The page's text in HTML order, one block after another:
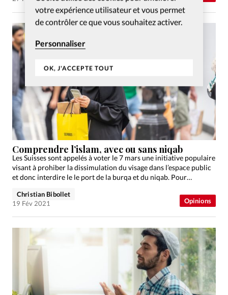
votre expérience utilisateur et vous permet
de contrôler ce que vous souhaitez activer.
Personnaliser
OK, J'ACCEPTE TOUT
Opinions
Comprendre l’islam, avec ou sans niqab
Les Suisses sont appelés à voter le 7 mars une initiative populaire
visant à prohiber la dissimulation du visage dans l’espace public
et donc interdire le le port de la burqa et du niqab. Pour…
Christian Bibollet
19 Fév 2021